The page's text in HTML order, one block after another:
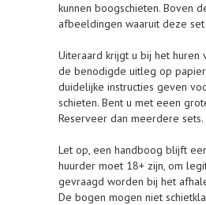
kunnen boogschieten. Boven
afbeeldingen waaruit deze set
Uiteraard krijgt u bij het huren
de benodigde uitleg op
duidelijke instructies geven
schieten. Bent u met eeen
Reserveer dan meerdere sets.
Let op, een handboog blijft
huurder moet 18+ zijn, om
gevraagd worden bij het
De bogen mogen niet